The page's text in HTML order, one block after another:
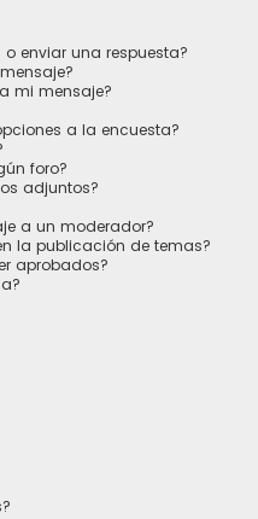
enviar una respuesta?
mi mensaje?
a la encuesta?
foro?
adjuntos?
a un moderador?
la publicación de temas?
aprobados?